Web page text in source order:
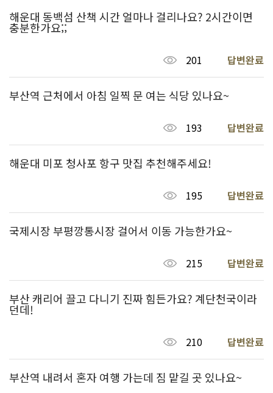
해운대 동백섬 산책 시간 얼마나 걸리나요? 2시간이면
충분한가요;;
201 답변완료
부산역 근처에서 아침 일찍 문 여는 식당 있나요~
193 답변완료
해운대 미포 청사포 항구 맛집 추천해주세요!
195 답변완료
국제시장 부평깡통시장 걸어서 이동 가능한가요~
215 답변완료
부산 캐리어 끌고 다니기 진짜 힘든가요? 계단천국이라
던데!
210 답변완료
부산역 내려서 혼자 여행 가는데 짐 맡길 곳 있나요~